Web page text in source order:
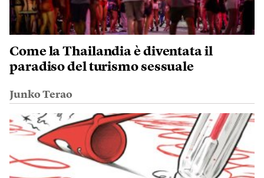
Come la Thailandia è diventata il
paradiso del turismo sessuale
Junko Terao